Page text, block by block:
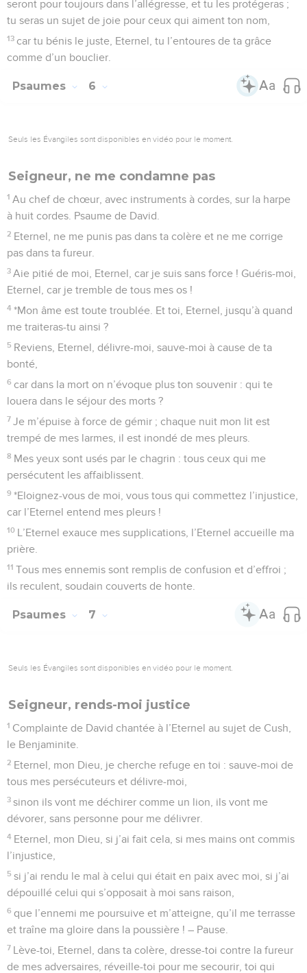
seront pour toujours dans l’allégresse, et tu les protégeras ;
tu seras un sujet de joie pour ceux qui aiment ton nom,
13 car tu bénis le juste, Eternel, tu l’entoures de ta grâce
comme d’un bouclier.
Psaumes 6
Seuls les Évangiles sont disponibles en vidéo pour le moment.
Seigneur, ne me condamne pas
1 Au chef de chœur, avec instruments à cordes, sur la harpe
à huit cordes. Psaume de David.
2 Eternel, ne me punis pas dans ta colère et ne me corrige
pas dans ta fureur.
3 Aie pitié de moi, Eternel, car je suis sans force ! Guéris-moi,
Eternel, car je tremble de tous mes os !
4 *Mon âme est toute troublée. Et toi, Eternel, jusqu’à quand
me traiteras-tu ainsi ?
5 Reviens, Eternel, délivre-moi, sauve-moi à cause de ta
bonté,
6 car dans la mort on n’évoque plus ton souvenir : qui te
louera dans le séjour des morts ?
7 Je m’épuise à force de gémir ; chaque nuit mon lit est
trempé de mes larmes, il est inondé de mes pleurs.
8 Mes yeux sont usés par le chagrin : tous ceux qui me
persécutent les affaiblissent.
9 *Eloignez-vous de moi, vous tous qui commettez l’injustice,
car l’Eternel entend mes pleurs !
10 L’Eternel exauce mes supplications, l’Eternel accueille ma
prière.
11 Tous mes ennemis sont remplis de confusion et d’effroi ;
ils reculent, soudain couverts de honte.
Psaumes 7
Seuls les Évangiles sont disponibles en vidéo pour le moment.
Seigneur, rends-moi justice
1 Complainte de David chantée à l’Eternel au sujet de Cush,
le Benjaminite.
2 Eternel, mon Dieu, je cherche refuge en toi : sauve-moi de
tous mes persécuteurs et délivre-moi,
3 sinon ils vont me déchirer comme un lion, ils vont me
dévorer, sans personne pour me délivrer.
4 Eternel, mon Dieu, si j’ai fait cela, si mes mains ont commis
l’injustice,
5 si j’ai rendu le mal à celui qui était en paix avec moi, si j’ai
dépouillé celui qui s’opposait à moi sans raison,
6 que l’ennemi me poursuive et m’atteigne, qu’il me terrasse
et traîne ma gloire dans la poussière ! – Pause.
7 Lève-toi, Eternel, dans ta colère, dresse-toi contre la fureur
de mes adversaires, réveille-toi pour me secourir, toi qui